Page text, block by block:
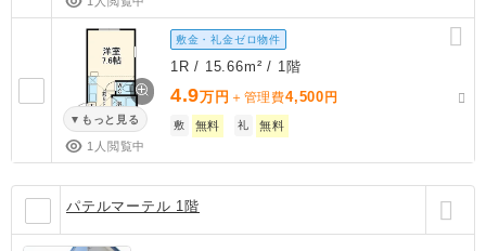
もっと見る
1人閲覧中
敷金・礼金ゼロ物件
1R / 15.66m² / 1階
4.9万円 ＋管理費4,500 円
敷 無料 礼 無料
パテルマーテル 1階